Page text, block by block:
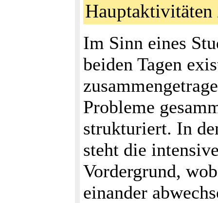
Im Sinn eines
beiden Tagen
Probleme
strukturiert. In
steht die
Vordergrund,
einander